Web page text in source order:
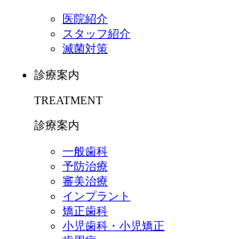
医院紹介
スタッフ紹介
滅菌対策
診療案内
TREATMENT
診療案内
一般歯科
予防治療
審美治療
インプラント
矯正歯科
小児歯科・小児矯正